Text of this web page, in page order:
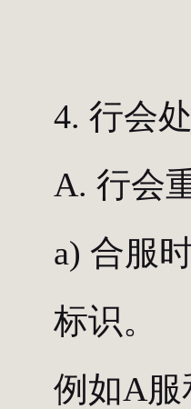
4. 行会
A. 行会
a) 合服
标识。
例如A服